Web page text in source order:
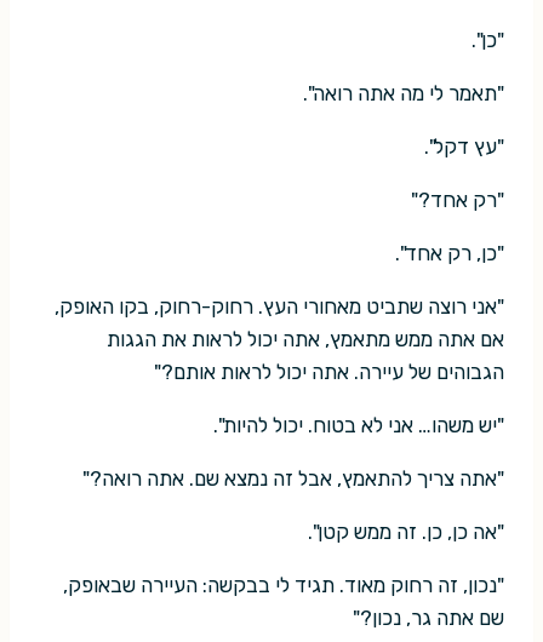
"כן".
"תאמר לי מה אתה רואה".
"עץ דקל".
"רק אחד?"
"כן, רק אחד".
"אני רוצה שתביט מאחורי העץ. רחוק-רחוק, בקו האופק,
אם אתה ממש מתאמץ, אתה יכול לראות את הגגות
הגבוהים של עיירה. אתה יכול לראות אותם?"
"יש משהו… אני לא בטוח. יכול להיות".
"אתה צריך להתאמץ, אבל זה נמצא שם. אתה רואה?"
"אה כן, כן. זה ממש קטן".
"נכון, זה רחוק מאוד. תגיד לי בבקשה: העיירה שבאופק,
שם אתה גר, נכון?"